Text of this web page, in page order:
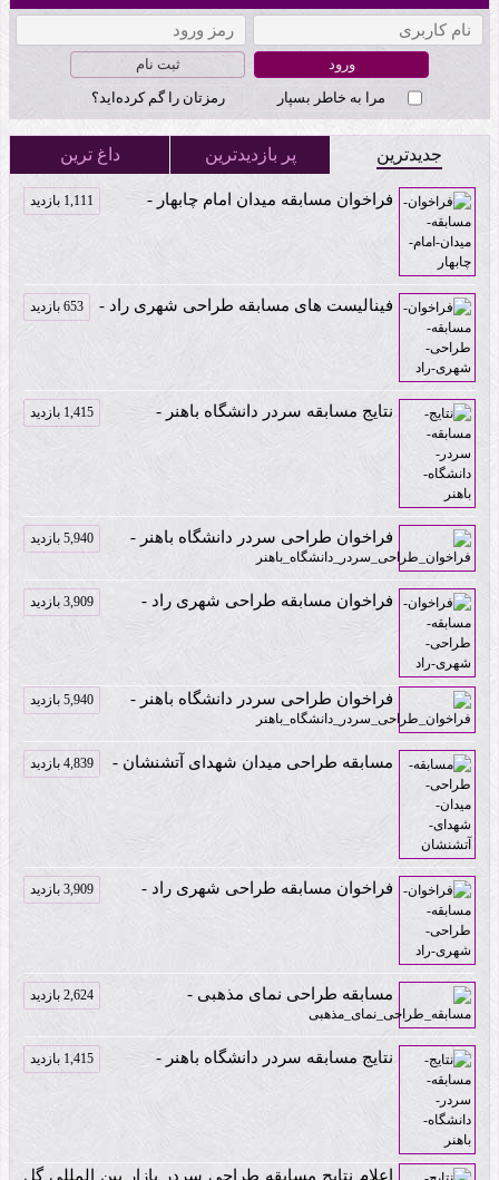
ثبت نام
مرا به خاطر بسپار
رمزتان را گم کرده‌اید؟
جدیدترین پر بازدیدترین داغ ترین
فراخوان مسابقه میدان امام چابهار - 1,111 بازدید
فینالیست های مسابقه طراحی شهری راد - 653 بازدید
نتایج مسابقه سردر دانشگاه باهنر - 1,415 بازدید
فراخوان طراحی سردر دانشگاه باهنر - 5,940 بازدید
فراخوان مسابقه طراحی شهری راد - 3,909 بازدید
فراخوان طراحی سردر دانشگاه باهنر - 5,940 بازدید
مسابقه طراحی میدان شهدای آتشنشان - 4,839 بازدید
فراخوان مسابقه طراحی شهری راد - 3,909 بازدید
مسابقه طراحی نمای مذهبی - 2,624 بازدید
نتایج مسابقه سردر دانشگاه باهنر - 1,415 بازدید
اعلام نتایج مسابقه طراحی سردر بازار بین المللی گل